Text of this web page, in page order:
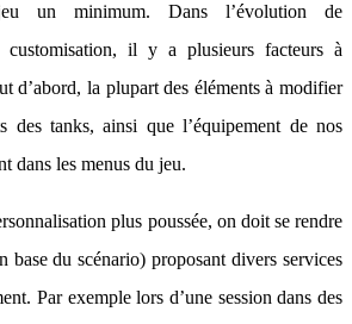
un minimum. Dans l’évolution de
customisation, il y a plusieurs facteurs à
d’abord, la plupart des éléments à modifier
des tanks, ainsi que l’équipement de nos
dans les menus du jeu.
plus poussée, on doit se rendre
base du scénario) proposant divers services
Par exemple lors d’une session dans des